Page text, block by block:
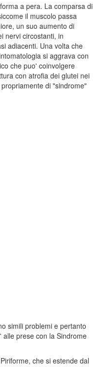
a pera. La comparsa di
il muscolo passa
un suo aumento di
nervi circostanti, in
adiacenti. Una volta che
si aggrava con
che puo' coinvolgere
con atrofia dei glutei nei
di "sindrome"
simili problemi e pertanto
prese con la Sindrome
che si estende dal